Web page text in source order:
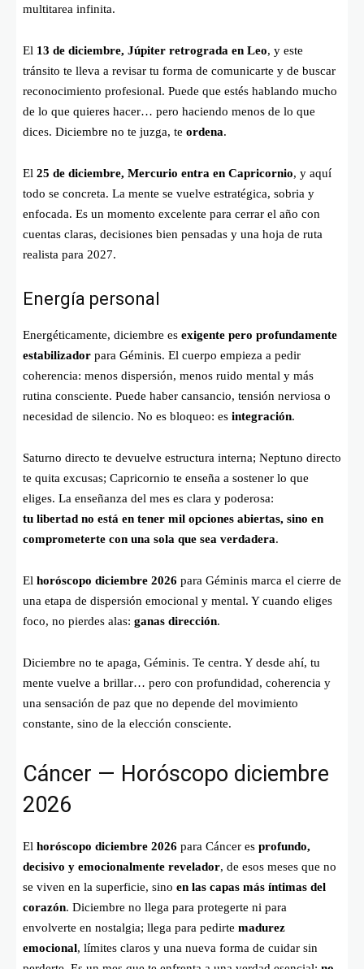
multitarea infinita.
El 13 de diciembre, Júpiter retrograda en Leo, y este
tránsito te lleva a revisar tu forma de comunicarte y de buscar
reconocimiento profesional. Puede que estés hablando mucho
de lo que quieres hacer… pero haciendo menos de lo que
dices. Diciembre no te juzga, te ordena.
El 25 de diciembre, Mercurio entra en Capricornio, y aquí
todo se concreta. La mente se vuelve estratégica, sobria y
enfocada. Es un momento excelente para cerrar el año con
cuentas claras, decisiones bien pensadas y una hoja de ruta
realista para 2027.
Energía personal
Energéticamente, diciembre es exigente pero profundamente
estabilizador para Géminis. El cuerpo empieza a pedir
coherencia: menos dispersión, menos ruido mental y más
rutina consciente. Puede haber cansancio, tensión nerviosa o
necesidad de silencio. No es bloqueo: es integración.
Saturno directo te devuelve estructura interna; Neptuno directo
te quita excusas; Capricornio te enseña a sostener lo que
eliges. La enseñanza del mes es clara y poderosa:
tu libertad no está en tener mil opciones abiertas, sino en
comprometerte con una sola que sea verdadera.
El horóscopo diciembre 2026 para Géminis marca el cierre de
una etapa de dispersión emocional y mental. Y cuando eliges
foco, no pierdes alas: ganas dirección.
Diciembre no te apaga, Géminis. Te centra. Y desde ahí, tu
mente vuelve a brillar… pero con profundidad, coherencia y
una sensación de paz que no depende del movimiento
constante, sino de la elección consciente.
Cáncer — Horóscopo diciembre
2026
El horóscopo diciembre 2026 para Cáncer es profundo,
decisivo y emocionalmente revelador, de esos meses que no
se viven en la superficie, sino en las capas más íntimas del
corazón. Diciembre no llega para protegerte ni para
envolverte en nostalgia; llega para pedirte madurez
emocional, límites claros y una nueva forma de cuidar sin